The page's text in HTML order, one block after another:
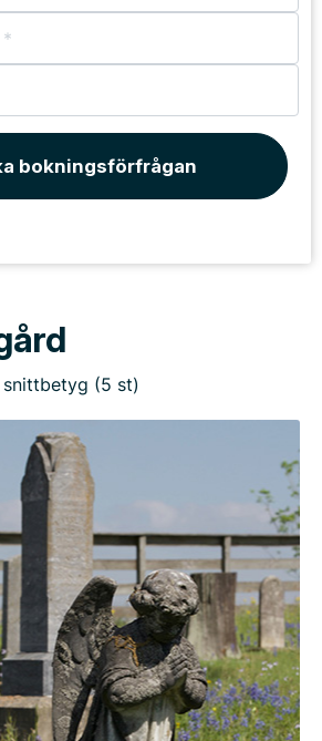
bokningsförfrågan
snittbetyg (5 st)